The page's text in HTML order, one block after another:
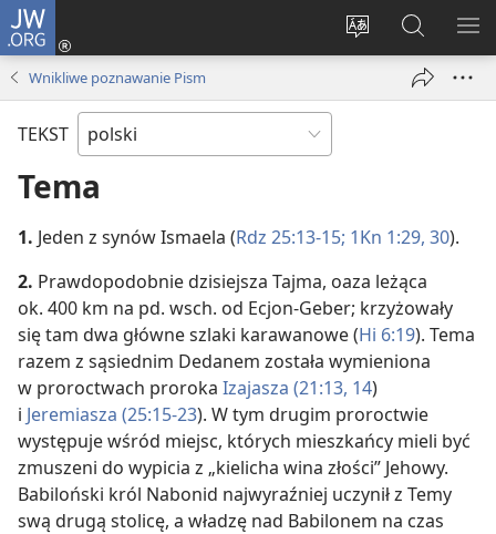
JW.ORG
Wybór
Logowanie
(opens
Szukaj
na
JW.ORG
Wnikliwe poznawanie Pism
TEKST
Tema
1. Jeden z synów Ismaela (Rdz 25:13-15; 1Kn 1:29, 30).
2. Prawdopodobnie dzisiejsza Tajma, oaza leżąca
ok. 400 km na pd. wsch. od Ecjon-Geber; krzyżowały
się tam dwa główne szlaki karawanowe (Hi 6:19). Tema
razem z sąsiednim Dedanem została wymieniona
w proroctwach proroka Izajasza (21:13, 14)
i Jeremiasza (25:15-23). W tym drugim proroctwie
występuje wśród miejsc, których mieszkańcy mieli być
zmuszeni do wypicia z „kielicha wina złości” Jehowy.
Babiloński król Nabonid najwyraźniej uczynił z Temy
swą drugą stolicę, a władzę nad Babilonem na czas